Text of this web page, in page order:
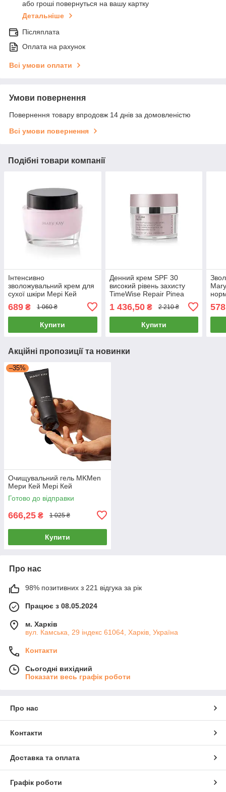
або гроші повернуться на вашу картку
Детальніше
Післяплата
Оплата на рахунок
Всі умови оплати
Умови повернення
Повернення товару впродовж 14 днів за домовленістю
Всі умови повернення
Подібні товари компанії
Інтенсивно
зволожувальний крем для
сухої шкіри Мері Кей
689 ₴ 1 060 ₴
Купити
Денний крем SPF 30
високий рівень захисту
TimeWise Repair Ріпеа
Мері Кей Мери Кей Mary
Kay
1 436,50₴ 2 210 ₴
Купити
Акційні пропозиції та новинки
–35%
Очищувальний гель MKMen
Мери Кей Мері Кей
Готово до відправки
666,25 ₴ 1 025 ₴
Купити
Про нас
98% позитивних з 221 відгука за рік
Працює з 08.05.2024
м. Харків
вул. Камська, 29 індекс 61064, Харків, Україна
Контакти
Сьогодні вихідний
Показати весь графік роботи
Про нас
Контакти
Доставка та оплата
Графік роботи